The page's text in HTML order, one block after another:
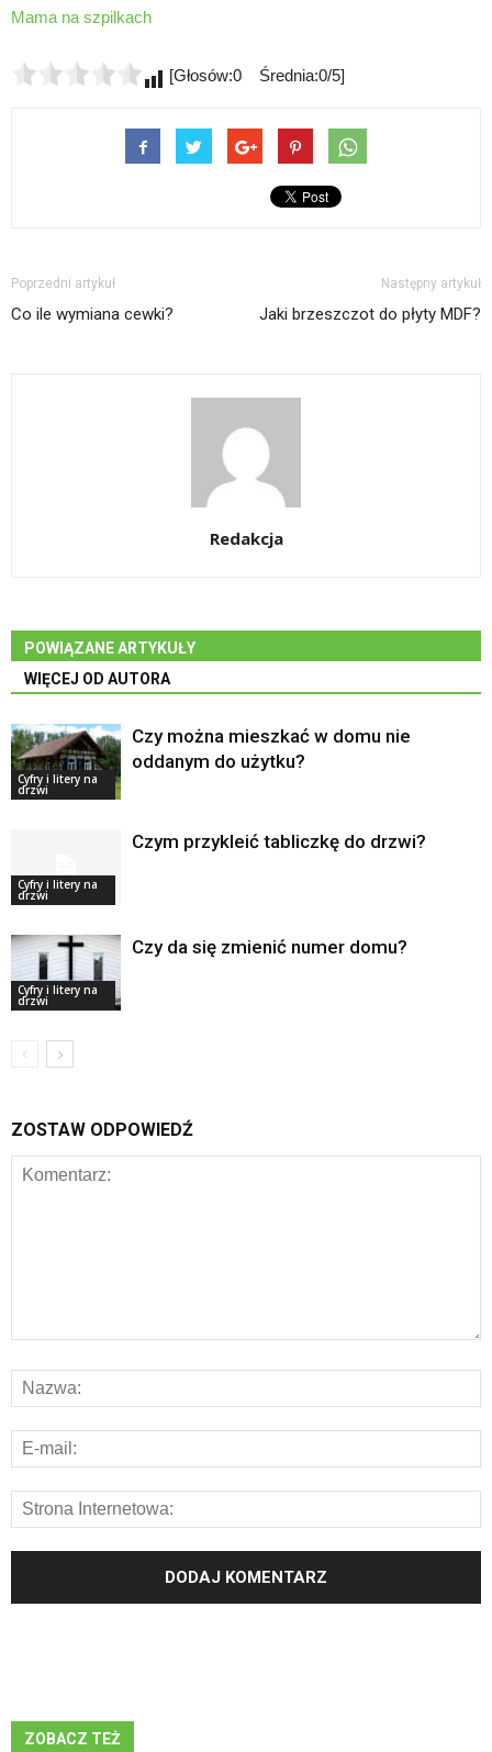
Mama na szpilkach
[Głosów:0 Średnia:0/5]
Poprzedni artykuł
Co ile wymiana cewki?
Następny artykuł
Jaki brzeszczot do płyty MDF?
Redakcja
POWIĄZANE ARTYKUŁY
WIĘCEJ OD AUTORA
Cyfry i litery na
drzwi
Czy można mieszkać w domu nie
oddanym do użytku?
Cyfry i litery na
drzwi
Czym przykleić tabliczkę do drzwi?
Cyfry i litery na
drzwi
Czy da się zmienić numer domu?
ZOSTAW ODPOWIEDŹ
ZOBACZ TEŻ